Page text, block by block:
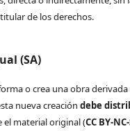
de los derechos.
(SA)
o crea una obra
nueva creación debe
el material original (CC BY-